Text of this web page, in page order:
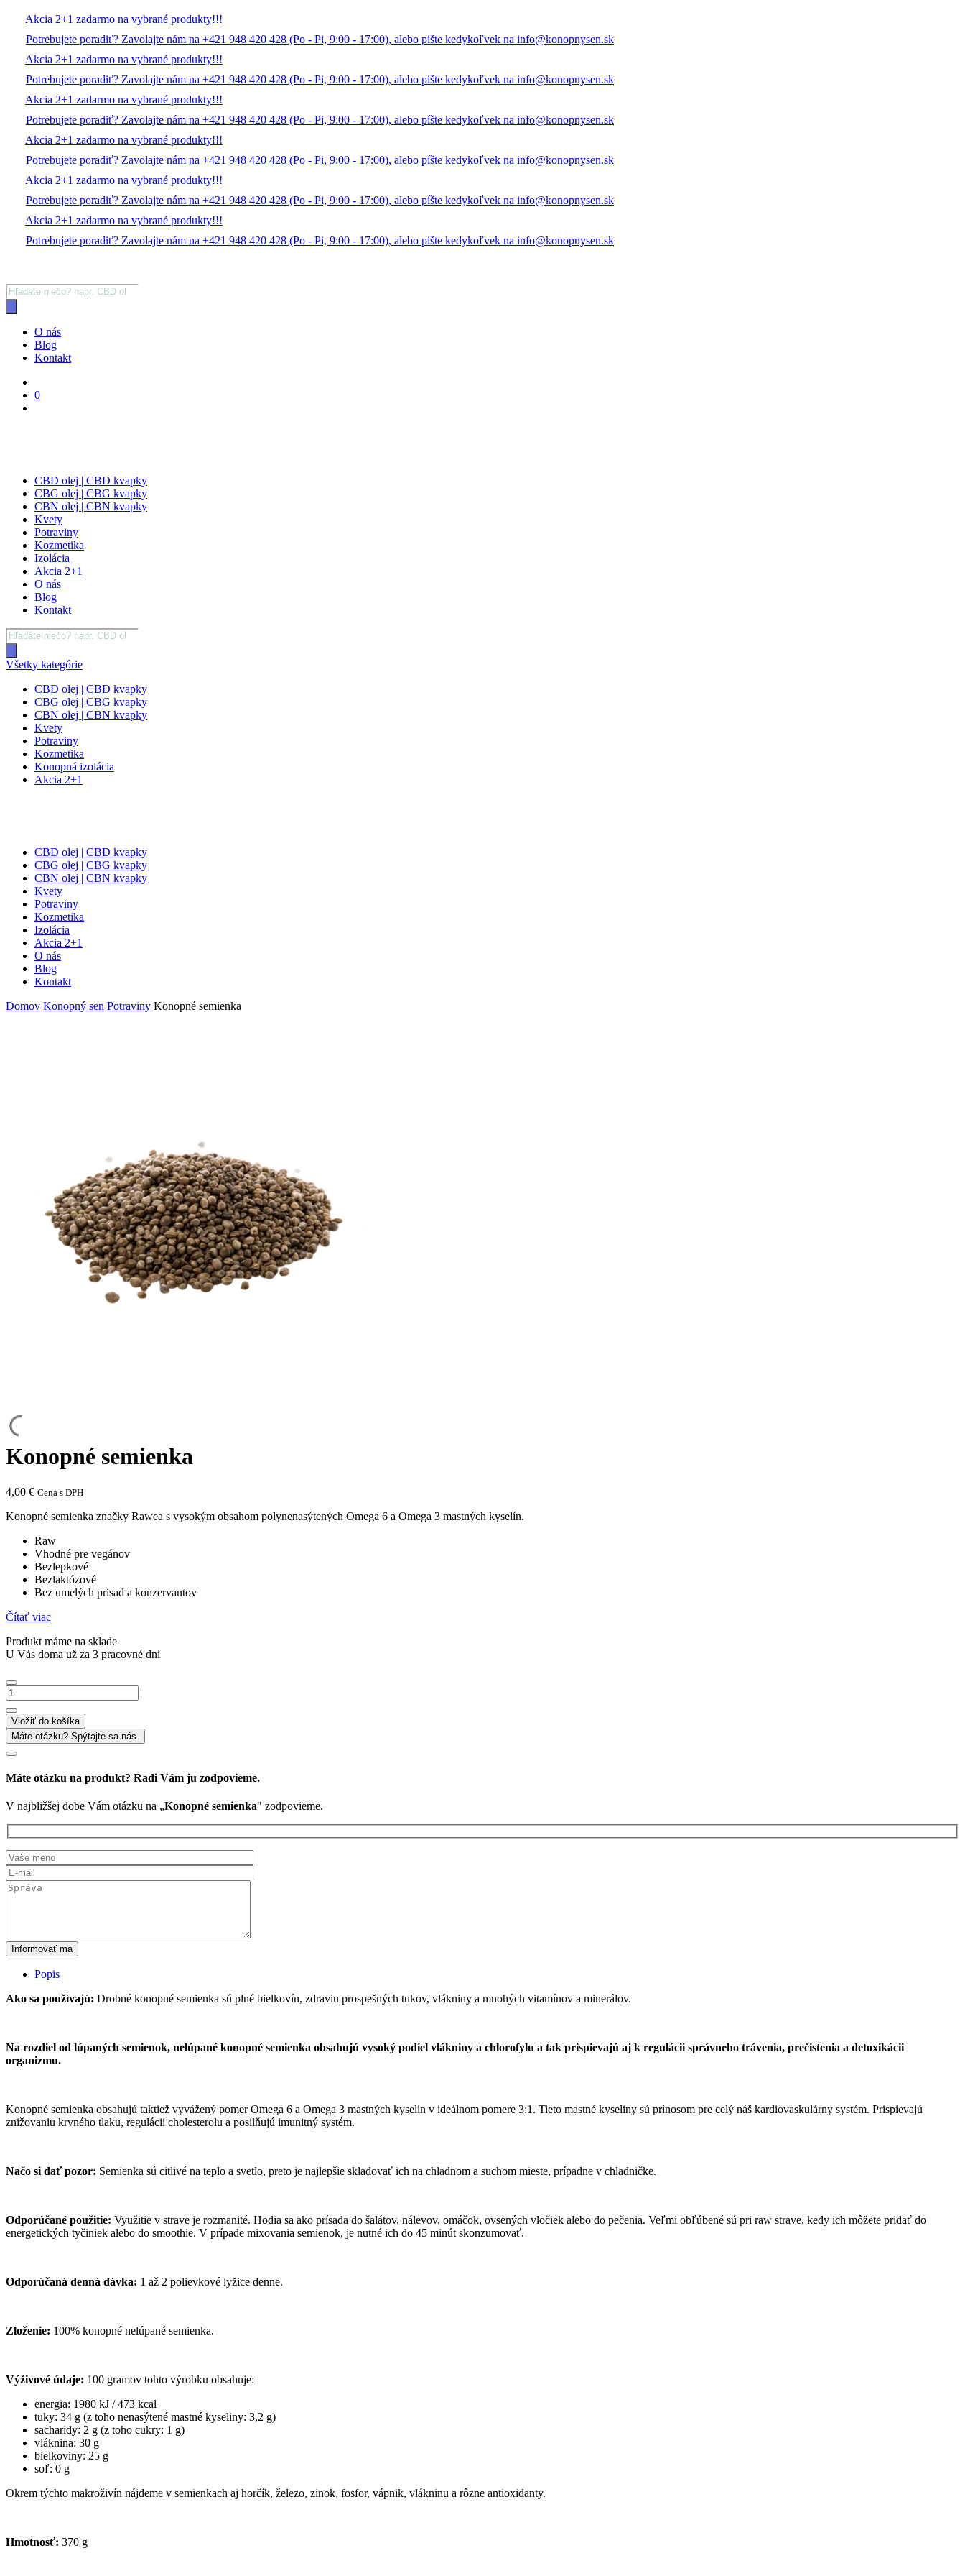
Akcia 2+1 zadarmo na vybrané produkty!!!
Potrebujete poradiť? Zavolajte nám na +421 948 420 428 (Po - Pi, 9:00 - 17:00), alebo píšte kedykoľvek na info@konopnysen.sk
Akcia 2+1 zadarmo na vybrané produkty!!!
Potrebujete poradiť? Zavolajte nám na +421 948 420 428 (Po - Pi, 9:00 - 17:00), alebo píšte kedykoľvek na info@konopnysen.sk
Akcia 2+1 zadarmo na vybrané produkty!!!
Potrebujete poradiť? Zavolajte nám na +421 948 420 428 (Po - Pi, 9:00 - 17:00), alebo píšte kedykoľvek na info@konopnysen.sk
Akcia 2+1 zadarmo na vybrané produkty!!!
Potrebujete poradiť? Zavolajte nám na +421 948 420 428 (Po - Pi, 9:00 - 17:00), alebo píšte kedykoľvek na info@konopnysen.sk
Akcia 2+1 zadarmo na vybrané produkty!!!
Potrebujete poradiť? Zavolajte nám na +421 948 420 428 (Po - Pi, 9:00 - 17:00), alebo píšte kedykoľvek na info@konopnysen.sk
Akcia 2+1 zadarmo na vybrané produkty!!!
Potrebujete poradiť? Zavolajte nám na +421 948 420 428 (Po - Pi, 9:00 - 17:00), alebo píšte kedykoľvek na info@konopnysen.sk
Products
search
O nás
Blog
Kontakt
0
CBD olej | CBD kvapky
CBG olej | CBG kvapky
CBN olej | CBN kvapky
Kvety
Potraviny
Kozmetika
Izolácia
Akcia 2+1
O nás
Blog
Kontakt
Products
search
Všetky kategórie
CBD olej | CBD kvapky
CBG olej | CBG kvapky
CBN olej | CBN kvapky
Kvety
Potraviny
Kozmetika
Konopná izolácia
Akcia 2+1
CBD olej | CBD kvapky
CBG olej | CBG kvapky
CBN olej | CBN kvapky
Kvety
Potraviny
Kozmetika
Izolácia
Akcia 2+1
O nás
Blog
Kontakt
Domov Konopný sen Potraviny Konopné semienka
Konopné semienka
4,00 € Cena s DPH
Konopné semienka značky Rawea s vysokým obsahom polynenasýtených Omega 6 a Omega 3 mastných kyselín.
Raw
Vhodné pre vegánov
Bezlepkové
Bezlaktózové
Bez umelých prísad a konzervantov
Čítať viac
Produkt máme na sklade
U Vás doma už za 3 pracovné dni
množstvo
Konopné
semienka
Vložiť do košíka
Máte otázku? Spýtajte sa nás.
Máte otázku na produkt? Radi Vám ju zodpovieme.
V najbližšej dobe Vám otázku na „Konopné semienka" zodpovieme.
Informovať ma
Popis
Ako sa používajú: Drobné konopné semienka sú plné bielkovín, zdraviu prospešných tukov, vlákniny a mnohých vitamínov a minerálov.
Na rozdiel od lúpaných semienok, nelúpané konopné semienka obsahujú vysoký podiel vlákniny a chlorofylu a tak prispievajú aj k regulácii správneho trávenia, prečistenia a detoxikácii
organizmu.
Konopné semienka obsahujú taktiež vyvážený pomer Omega 6 a Omega 3 mastných kyselín v ideálnom pomere 3:1. Tieto mastné kyseliny sú prínosom pre celý náš kardiovaskulárny systém. Prispievajú
znižovaniu krvného tlaku, regulácii cholesterolu a posilňujú imunitný systém.
Načo si dať pozor: Semienka sú citlivé na teplo a svetlo, preto je najlepšie skladovať ich na chladnom a suchom mieste, prípadne v chladničke.
Odporúčané použitie: Využitie v strave je rozmanité. Hodia sa ako prísada do šalátov, nálevov, omáčok, ovsených vločiek alebo do pečenia. Veľmi obľúbené sú pri raw strave, kedy ich môžete pridať do
energetických tyčiniek alebo do smoothie. V prípade mixovania semienok, je nutné ich do 45 minút skonzumovať.
Odporúčaná denná dávka: 1 až 2 polievkové lyžice denne.
Zloženie: 100% konopné nelúpané semienka.
Výživové údaje: 100 gramov tohto výrobku obsahuje:
energia: 1980 kJ / 473 kcal
tuky: 34 g (z toho nenasýtené mastné kyseliny: 3,2 g)
sacharidy: 2 g (z toho cukry: 1 g)
vláknina: 30 g
bielkoviny: 25 g
soľ: 0 g
Okrem týchto makroživín nájdeme v semienkach aj horčík, železo, zinok, fosfor, vápnik, vlákninu a rôzne antioxidanty.
Hmotnosť: 370 g